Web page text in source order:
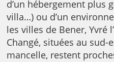
d’un hébergement plus
villa…) ou d’un
les villes de Bener, Yvré
Changé, situées au sud-
mancelle, restent